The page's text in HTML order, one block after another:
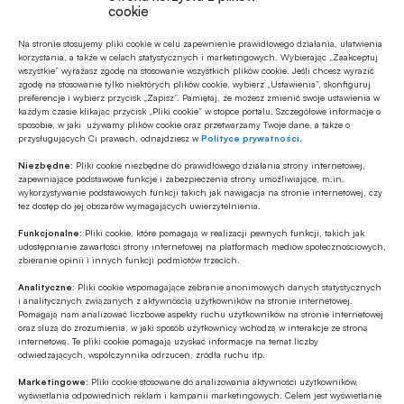
cookie
Na stronie stosujemy pliki cookie w celu zapewnienie prawidłowego działania, ułatwienia
korzystania, a także w celach statystycznych i marketingowych. Wybierając „Zaakceptuj
wszystkie” wyrażasz zgodę na stosowanie wszystkich plików cookie. Jeśli chcesz wyrazić
zgodę na stosowanie tylko niektórych plików cookie, wybierz „Ustawienia”, skonfiguruj
preferencje i wybierz przycisk „Zapisz”. Pamiętaj, że możesz zmienić swoje ustawienia w
każdym czasie klikając przycisk „Pliki cookie” w stopce portalu. Szczegółowe informacje o
sposobie, w jaki używamy plików cookie oraz przetwarzamy Twoje dane, a także o
przysługujących Ci prawach, odnajdziesz wPolityce prywatności
Niezbędne: Pliki cookie niezbędne do prawidłowego działania strony internetowej,
zapewniające podstawowe funkcje i zabezpieczenia strony umożliwiające, m.in.
wykorzystywanie podstawowych funkcji takich jak nawigacja na stronie internetowej, czy
tez dostęp do jej obszarów wymagających uwierzytelnienia.
Funkcjonalne: Pliki cookie, które pomagają w realizacji pewnych funkcji, takich jak
udostępnianie zawartości strony internetowej na platformach mediów społecznościowych,
zbieranie opinii i innych funkcji podmiotów trzecich.
Analityczne: Pliki cookie wspomagające zebranie anonimowych danych statystycznych
i analitycznych związanych z aktywnością użytkowników na stronie internetowej.
Pomagają nam analizować liczbowe aspekty ruchu użytkowników na stronie internetowej
oraz służą do zrozumienia, w jaki sposób użytkownicy wchodzą w interakcje ze stroną
internetową. Te pliki cookie pomagają uzyskać informacje na temat liczby
odwiedzających, współczynnika odrzuceń, źródła ruchu itp.
Marketingowe: Pliki cookie stosowane do analizowania aktywności użytkowników,
wyświetlania odpowiednich reklam i kampanii marketingowych. Celem jest wyświetlanie
Najnowsze
MULTIMEDIA
Jakie są zalety fazy Discovery?
GOSPODARKA
W lipcu ’26 wzrosła stopa bezrobocia w
Polsce
GOSPODARKA
szykują podwyżki, Polacy tną wydatki